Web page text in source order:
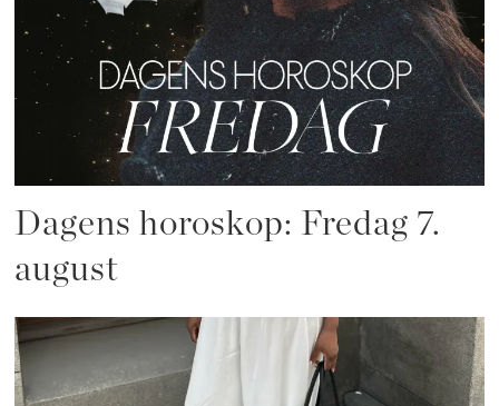
Dagens horoskop: Fredag 7.
august